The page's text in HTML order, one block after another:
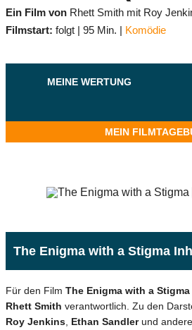
Ein Film von Rhett Smith mit Roy
Filmstart: folgt 95 Min. Komödie
MEINE WERTUNG
MEIN
The Enigma with a Stigma
Für den Film The Enigma with a Stigma
Rhett Smith verantwortlich. Zu den
Roy Jenkins Ethan Sandlerund andere.